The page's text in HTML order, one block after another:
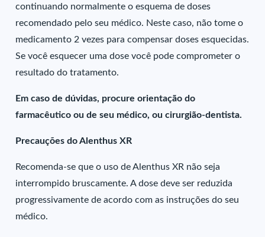
continuando normalmente o esquema de doses
recomendado pelo seu médico. Neste caso, não tome o
medicamento 2 vezes para compensar doses esquecidas.
Se você esquecer uma dose você pode comprometer o
resultado do tratamento.
Em caso de dúvidas, procure orientação do
farmacêutico ou de seu médico, ou cirurgião-dentista.
Precauções do Alenthus XR
Recomenda-se que o uso de Alenthus XR não seja
interrompido bruscamente. A dose deve ser reduzida
progressivamente de acordo com as instruções do seu
médico.